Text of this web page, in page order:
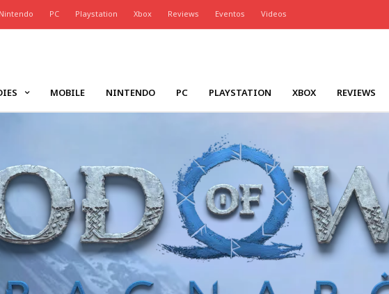
Nintendo PC Playstation Xbox Reviews Eventos Videos
MOBILE NINTENDO PC PLAYSTATION XBOX REVIEWS